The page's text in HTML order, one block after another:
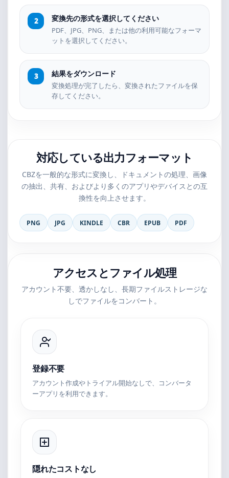
変換先の形式を選択してください
PDF、JPG、PNG、または他の利用可能なフォーマ
ットを選択してください。
結果をダウンロード
変換処理が完了したら、変換されたファイルを保
存してください。
対応している出力フォーマット
CBZを一般的な形式に変換し、ドキュメントの処理、画像
の抽出、共有、およびより多くのアプリやデバイスとの互
換性を向上させます。
PNG JPG KINDLE CBR EPUB PDF
アクセスとファイル処理
アカウント不要、透かしなし、長期ファイルストレージな
しでファイルをコンバート。
登録不要
アカウント作成やトライアル開始なしで、コンバータ
ーアプリを利用できます。
隠れたコストなし